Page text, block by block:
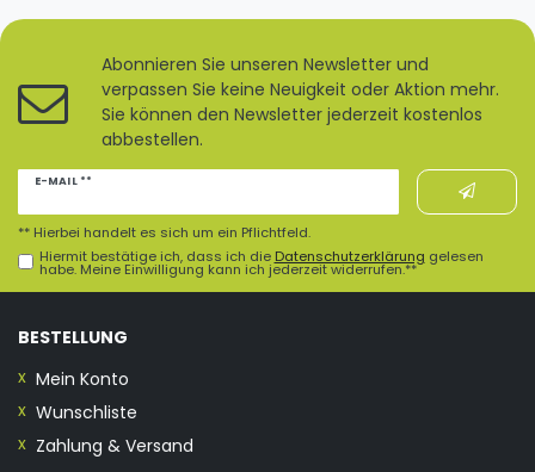
Abonnieren Sie unseren Newsletter und
verpassen Sie keine Neuigkeit oder Aktion mehr.
Sie können den Newsletter jederzeit kostenlos
abbestellen.
E-MAIL **
Newsletter
Hiermit bestätige ich, dass ich die Daten­schutz­erklärung gelesen
habe. Meine Einwilligung kann ich jederzeit widerrufen.**
** Hierbei handelt es sich um ein Pflichtfeld.
BESTELLUNG
Mein Konto
Wunschliste
Zahlung & Versand